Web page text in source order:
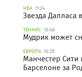
НБА 11:24
Звезда Далласа
ТЕННИС 10:48
Мудрик может
ЕВРОПА 10:25
Манчестер Сити
Барселоне за